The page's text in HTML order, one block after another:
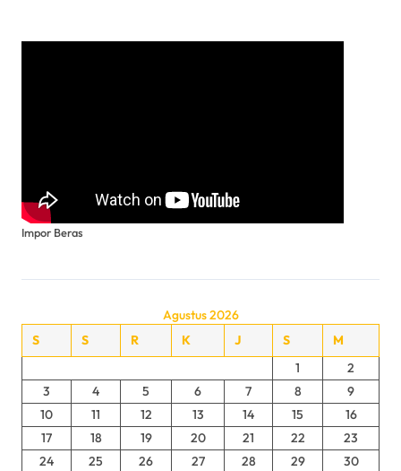
Impor Beras
Agustus 2026
S
S R K J S
M
1
2
3
4 5 6 7 8
9
10
11 12 13 14 15
16
17
18 19 20 21 22
23
24
25 26 27 28 29
30